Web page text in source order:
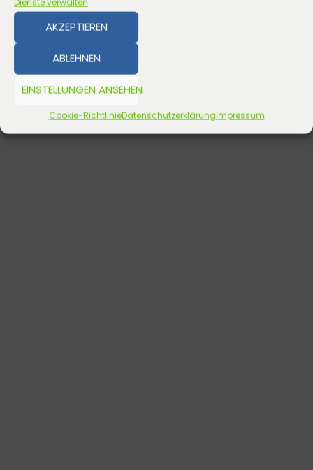
AKZEPTIEREN
ABLEHNEN
EINSTELLUNGEN ANSEHEN
Cookie-RichtlinieDatenschutzerklärungImpressum